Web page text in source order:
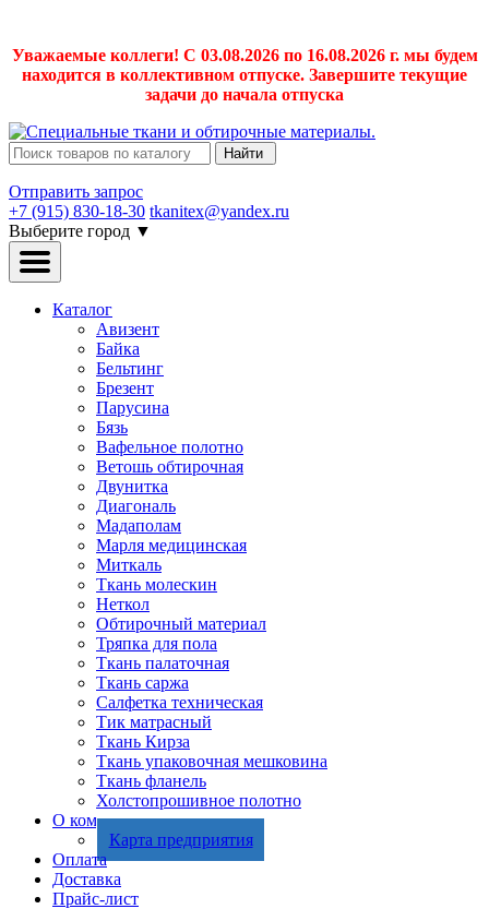
Уважаемые коллеги! С 03.08.2026 по 16.08.2026 г. мы будем
находится в коллективном отпуске. Завершите текущие
задачи до начала отпуска
Найти
Отправить запрос
+7 (915) 830-18-30 tkanitex@yandex.ru
Выберите город ▼
Каталог
Авизент
Байка
Бельтинг
Брезент
Парусина
Бязь
Вафельное полотно
Ветошь обтирочная
Двунитка
Диагональ
Мадаполам
Марля медицинская
Миткаль
Ткань молескин
Неткол
Обтирочный материал
Тряпка для пола
Ткань палаточная
Ткань саржа
Салфетка техническая
Тик матрасный
Ткань Кирза
Ткань упаковочная мешковина
Ткань фланель
Холстопрошивное полотно
О компании
Карта предприятия
Оплата
Доставка
Прайс-лист